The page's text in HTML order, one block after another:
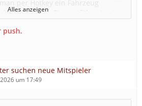
direkt zum Einsatz fährt. Jetzt
meine Frage:
(wenn man das Fahrzeug
sagen, damit das Fahrzeug per
Alles anzeigen
push.
suchen neue Mitspieler
um 17:49